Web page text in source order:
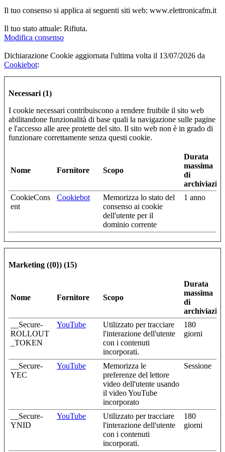
Il tuo consenso si applica ai seguenti siti web: www.elettronicafm.it
Il tuo stato attuale: Rifiuta.
Modifica consenso
Dichiarazione Cookie aggiornata l'ultima volta il 13/07/2026 da
Cookiebot:
Necessari (1)
I cookie necessari contribuiscono a rendere fruibile il sito web
abilitandone funzionalità di base quali la navigazione sulle pagine
e l'accesso alle aree protette del sito. Il sito web non è in grado di
funzionare correttamente senza questi cookie.
Nome Fornitore Scopo
Durata
massima
di
CookieCons
ent
Cookiebot
Memorizza lo stato del
consenso ai cookie
dell'utente per il
dominio corrente
1 anno
Marketing ({0}) (15)
Nome Fornitore Scopo
Durata
massima
di
__Secure-
ROLLOUT
_TOKEN
YouTube
Utilizzato per tracciare
l'interazione dell'utente
con i contenuti
incorporati.
180
giorni
__Secure-
YEC
YouTube
Memorizza le
preferenze del lettore
video dell'utente usando
il video YouTube
incorporato
Sessione
__Secure-
YNID
YouTube
Utilizzato per tracciare
l'interazione dell'utente
con i contenuti
incorporati.
180
giorni